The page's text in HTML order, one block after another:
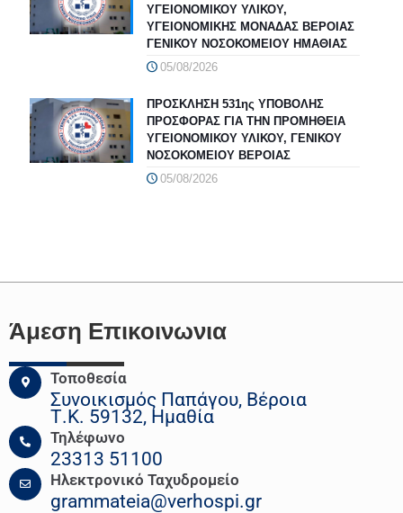
ΥΓΕΙΟΝΟΜΙΚΟΥ ΥΛΙΚΟΥ,
ΥΓΕΙΟΝΟΜΙΚΗΣ ΜΟΝΑΔΑΣ ΒΕΡΟΙΑΣ
ΓΕΝΙΚΟΥ ΝΟΣΟΚΟΜΕΙΟΥ ΗΜΑΘΙΑΣ
05/08/2026
ΠΡΟΣΚΛΗΣΗ 531ης ΥΠΟΒΟΛΗΣ
ΠΡΟΣΦΟΡΑΣ ΓΙΑ ΤΗΝ ΠΡΟΜΗΘΕΙΑ
ΥΓΕΙΟΝΟΜΙΚΟΥ ΥΛΙΚΟΥ, ΓΕΝΙΚΟΥ
ΝΟΣΟΚΟΜΕΙΟΥ ΒΕΡΟΙΑΣ
05/08/2026
Άμεση Επικοινωνια
Τοποθεσία
Συνοικισμός Παπάγου, Βέροια
Τ.Κ. 59132, Ημαθία
Τηλέφωνο
23313 51100
Ηλεκτρονικό Ταχυδρομείο
grammateia@verhospi.gr